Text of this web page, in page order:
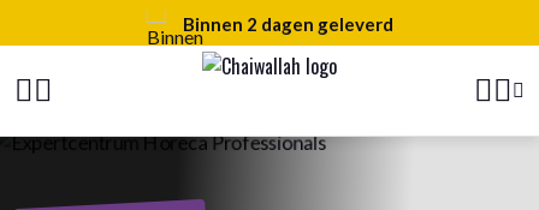
100% natuurlijke ingrediënten